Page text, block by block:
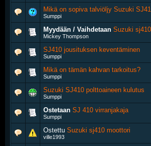
Mikä on sopiva talviöljy Suzuki
Sumppi
Myydään / Vaihdetaan Suzuki
Mickey Thompson
SJ410 jousituksen keventäminen
Sumppi
Mikä on tämän kahvan tarkoitus?
Sumppi
Suzuki SJ410 polttoaineen kulutus
Sumppi
Ostetaan SJ 410 virranjakaja
Sumppi
Ostettu Suzuki sj410 moottori
ville1993